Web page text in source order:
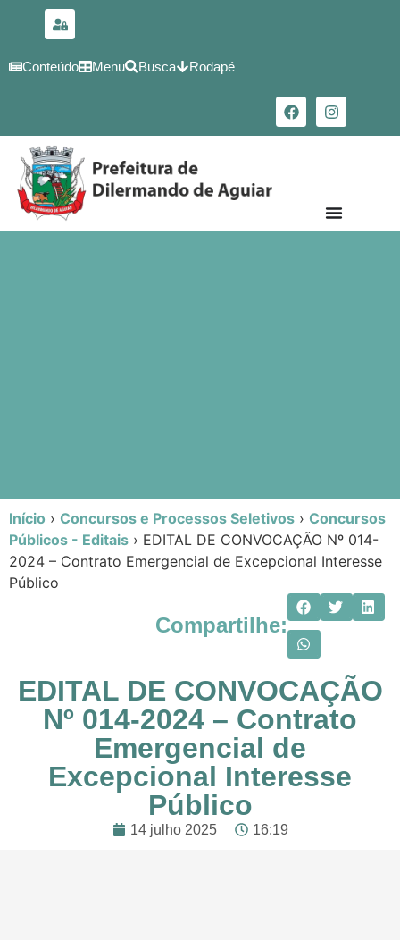
conteúdo
Conteúdo Menu Busca Rodapé
Início › Concursos e Processos Seletivos › Concursos
Públicos - Editais › EDITAL DE CONVOCAÇÃO Nº 014-
2024 – Contrato Emergencial de Excepcional Interesse
Público
Compartilhe:
EDITAL DE CONVOCAÇÃO
Nº 014-2024 – Contrato
Emergencial de
Excepcional Interesse
Público
14 julho 2025 16:19